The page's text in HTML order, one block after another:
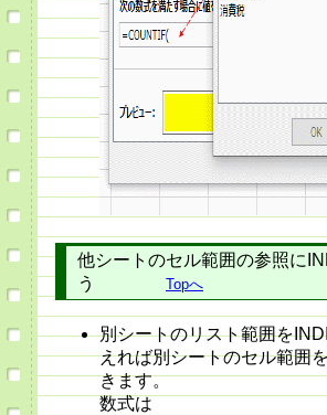
他シートのセル範囲の参照に
う
Topへ
別シートのリスト範囲を
えれば別シートのセル範囲
きます。
数式は